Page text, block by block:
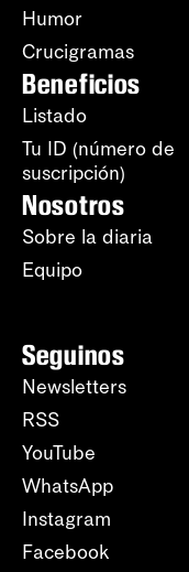
Humor
Crucigramas
Beneficios
Listado
Tu ID (número de
suscripción)
Nosotros
Sobre la diaria
Equipo
Seguinos
Newsletters
RSS
YouTube
WhatsApp
Instagram
Facebook